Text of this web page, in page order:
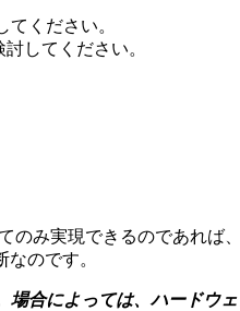
てください。
してください。
のみ実現できるのであれば
のです。
合によっては、ハードウ